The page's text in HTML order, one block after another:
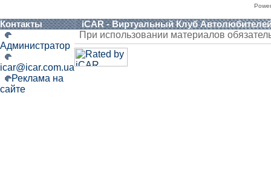
Контакты iCAR - Виртуальный Клуб
Администратор
icar@icar.com.ua
Реклама на
сайте
При использовании материалов